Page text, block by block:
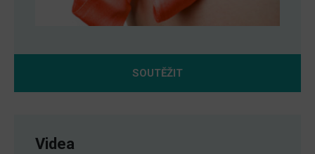
SOUTĚŽIT
Videa